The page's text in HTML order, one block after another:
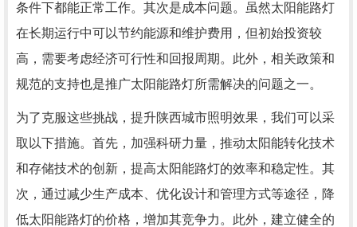
条件下都能正常工作。其次是成本问题。虽然太阳能路灯
在长期运行中可以节约能源和维护费用，但初始投资较
高，需要考虑经济可行性和回报周期。此外，相关政策和
规范的支持也是推广太阳能路灯所需解决的问题之一。
为了克服这些挑战，提升陕西城市照明效果，我们可以采
取以下措施。首先，加强科研力量，推动太阳能转化技术
和存储技术的创新，提高太阳能路灯的效率和稳定性。其
次，通过减少生产成本、优化设计和管理方式等途径，降
低太阳能路灯的价格，增加其竞争力。此外，建立健全的